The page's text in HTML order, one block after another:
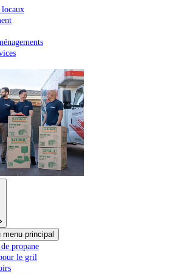
locaux
menu principal
propane
le gril